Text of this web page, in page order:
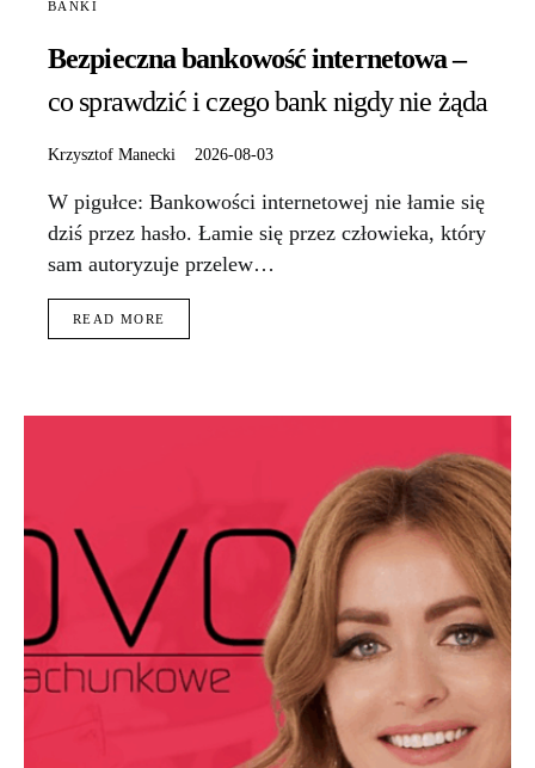
BANKI
Bezpieczna bankowość internetowa –
co sprawdzić i czego bank nigdy nie żąda
Krzysztof Manecki 2026-08-03
W pigułce: Bankowości internetowej nie łamie się
dziś przez hasło. Łamie się przez człowieka, który
sam autoryzuje przelew…
READ MORE